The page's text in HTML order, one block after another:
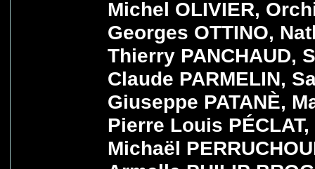
Michel OLIVIER,
Georges OTTINO,
Thierry PANCHAUD,
Claude PARMELIN,
Giuseppe PATANÈ,
Pierre Louis PÉCLAT,
Michaël